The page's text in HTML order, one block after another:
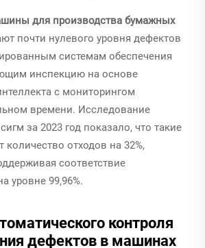
для производства бумажных
почти нулевого уровня дефектов
системам обеспечения
инспекцию на основе
с мониторингом
времени. Исследование
за 2023 год показало, что такие
отходов на 32%,
соответствие
уровне 99,96%.
контроля
дефектов в машинах